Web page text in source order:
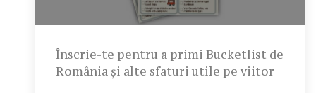
Înscrie-te pentru a primi Bucketlist de
România și alte sfaturi utile pe viitor